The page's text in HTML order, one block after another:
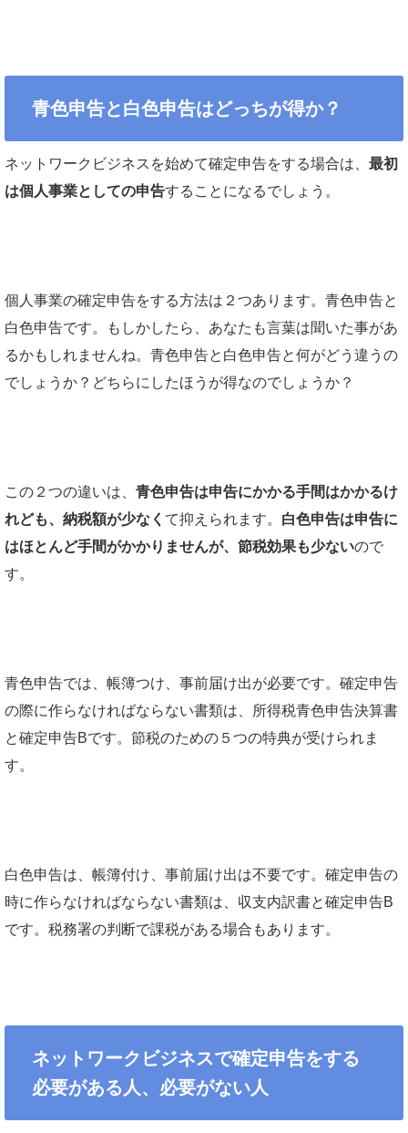
青色申告と白色申告はどっちが得か？
ネットワークビジネスを始めて確定申告をする場合は、 最初
は個人事業としての申告することになるでしょう。
個人事業の確定申告をする方法は２つあります。青色申告と
白色申告です。もしかしたら、あなたも言葉は聞いた事があ
るかもしれませんね。青色申告と白色申告と何がどう違うの
でしょうか？どちらにしたほうが得なのでしょうか？
この２つの違いは、 青色申告は申告にかかる手間はかかるけ
れども、納税額が少なく て抑えられます。 白色申告は申告に
はほとんど手間がかかりませんが、節税効果も少ないので
す。
青色申告では、帳簿つけ、事前届け出が必要です。確定申告
の際に作らなければならない書類は、所得税青色申告決算書
と確定申告Bです。節税のための５つの特典が受けられま
す。
白色申告は、帳簿付け、事前届け出は不要です。確定申告の
時に作らなければならない書類は、収支内訳書と確定申告B
です。税務署の判断で課税がある場合もあります。
ネットワークビジネスで確定申告をする
必要がある人、必要がない人